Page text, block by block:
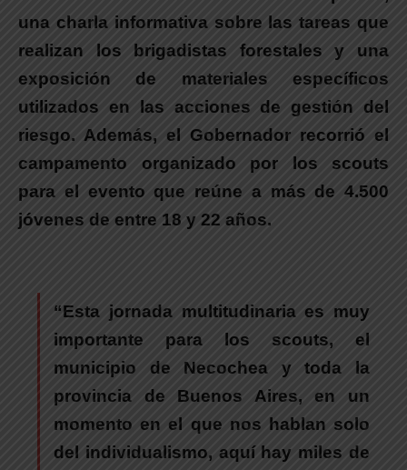
una charla informativasobre las tareas que
realizan los brigadistas forestales y una
exposición de materiales específicos
utilizados en las acciones de gestión del
riesgo. Además, e l Gobernador recorrió el
campamento organizado por los scouts
para el evento que reúne a más de 4.500
jóvenes de entre 18 y 22 años.
“Esta jornada multitudinaria es muy
importante para los scouts, el
municipio de Necochea y toda la
provincia de Buenos Aires, en un
momento en el que nos hablan solo
del individualismo, aquí hay miles de